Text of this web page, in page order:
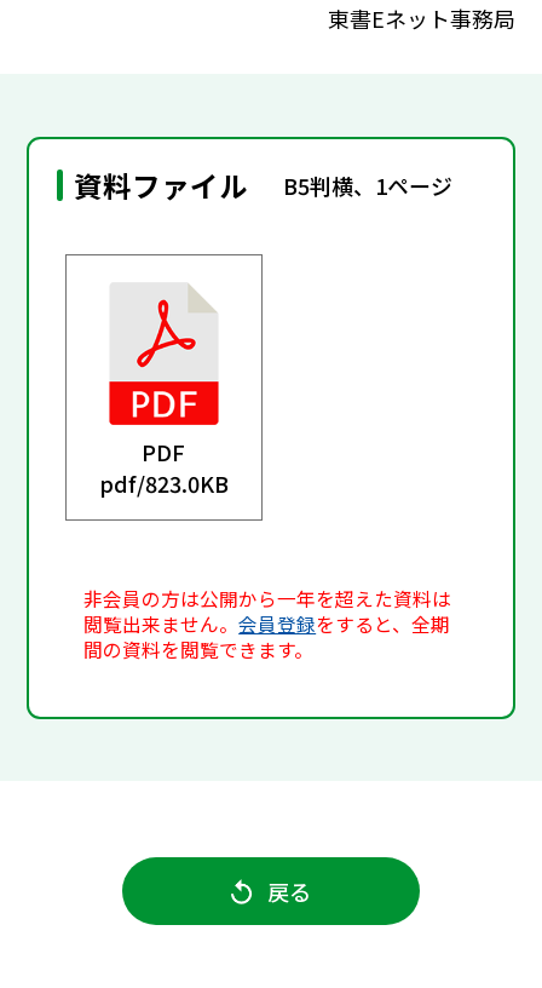
東書Eネット事務局
資料ファイル B5判横、1ページ
PDF
pdf/823.0KB
非会員の方は公開から一年を超えた資料は
閲覧出来ません。会員登録をすると、全期
間の資料を閲覧できます。
戻る